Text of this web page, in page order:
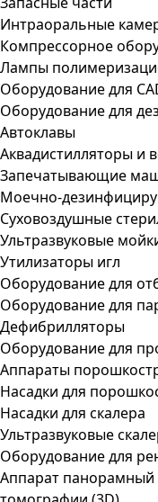
Интраоральные
Компрессорное
Лампы
Оборудование для
Оборудование для
Автоклавы
Аквадистилляторы и
Запечатывающие
Моечно-
Суховоздушные
Ультразвуковые
Утилизаторы игл
Оборудование для
Оборудование для
Дефибрилляторы
Оборудование для
Аппараты
Насадки для
Насадки для скалера
Ультразвуковые
Оборудование для
Аппарат